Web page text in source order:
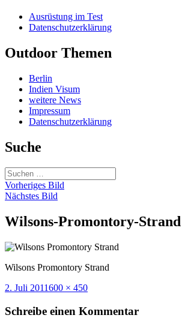
Ausrüstung im Test
Datenschutzerklärung
Outdoor Themen
Berlin
Indien Visum
weitere News
Impressum
Datenschutzerklärung
Suche
Suchen
nach:
Vorheriges Bild
Nächstes Bild
Wilsons-Promontory-Strand
Wilsons Promontory Strand
Veröffentlicht
2. Juli 2011Volle
600 × 450
Schreibe einen Kommentar